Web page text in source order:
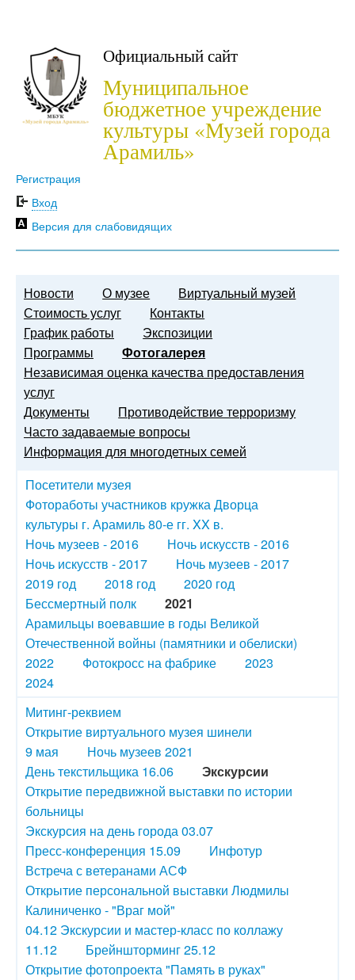
Официальный сайт
Муниципальное
бюджетное учреждение
культуры «Музей города
Арамиль»
Регистрация
Вход
Версия для слабовидящих
Новости О музее
Виртуальный музей
Стоимость услуг
Контакты
График работы
Экспозиции
Программы
Фотогалерея
Независимая оценка качества предоставления
услуг
Документы
Противодействие терроризму
Часто задаваемые вопросы
Информация для многодетных семей
Посетители музея
Фотоработы участников кружка Дворца
культуры г. Арамиль 80-е гг. XX в.
Ночь музеев - 2016
Ночь искусств - 2016
Ночь искусств - 2017
Ночь музеев - 2017
2019 год
2018 год
2020 год
Бессмертный полк
2021
Арамильцы воевавшие в годы Великой
Отечественной войны (памятники и обелиски)
2022
Фотокросс на фабрике
2023
2024
Митинг-реквием
Открытие виртуального музея шинели
9 мая
Ночь музеев 2021
День текстильщика 16.06
Экскурсии
Открытие передвижной выставки по истории
больницы
Экскурсия на день города 03.07
Пресс-конференция 15.09
Инфотур
Встреча с ветеранами АСФ
Открытие персональной выставки Людмилы
Калиниченко - "Враг мой"
04.12 Экскурсии и мастер-класс по коллажу
11.12
Брейншторминг 25.12
Открытие фотопроекта "Память в руках"